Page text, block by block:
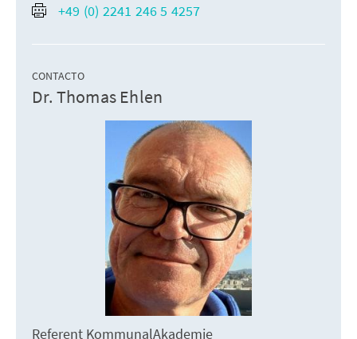
+49 (0) 2241 246 5 4257
CONTACTO
Dr. Thomas Ehlen
Referent KommunalAkademie